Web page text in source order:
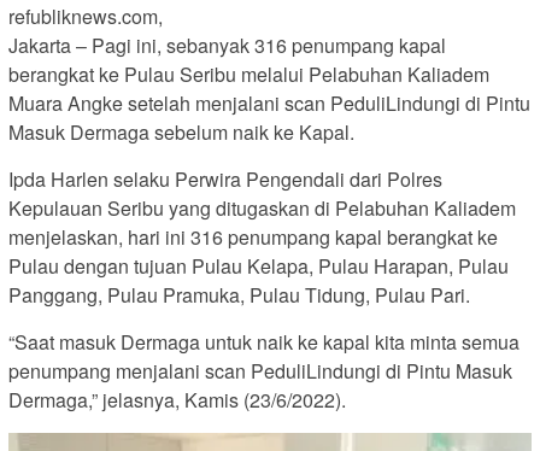
refubliknews.com,
Jakarta – Pagi ini, sebanyak 316 penumpang kapal
berangkat ke Pulau Seribu melalui Pelabuhan Kaliadem
Muara Angke setelah menjalani scan PeduliLindungi di Pintu
Masuk Dermaga sebelum naik ke Kapal.
Ipda Harlen selaku Perwira Pengendali dari Polres
Kepulauan Seribu yang ditugaskan di Pelabuhan Kaliadem
menjelaskan, hari ini 316 penumpang kapal berangkat ke
Pulau dengan tujuan Pulau Kelapa, Pulau Harapan, Pulau
Panggang, Pulau Pramuka, Pulau Tidung, Pulau Pari.
“Saat masuk Dermaga untuk naik ke kapal kita minta semua
penumpang menjalani scan PeduliLindungi di Pintu Masuk
Dermaga,” jelasnya, Kamis (23/6/2022).